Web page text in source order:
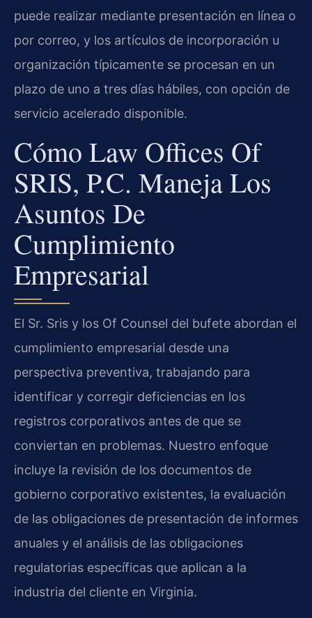
puede realizar mediante presentación en línea o
por correo, y los artículos de incorporación u
organización típicamente se procesan en un
plazo de uno a tres días hábiles, con opción de
servicio acelerado disponible.
Cómo Law Offices Of
SRIS, P.C. Maneja Los
Asuntos De
Cumplimiento
Empresarial
El Sr. Sris y los Of Counsel del bufete abordan el
cumplimiento empresarial desde una
perspectiva preventiva, trabajando para
identificar y corregir deficiencias en los
registros corporativos antes de que se
conviertan en problemas. Nuestro enfoque
incluye la revisión de los documentos de
gobierno corporativo existentes, la evaluación
de las obligaciones de presentación de informes
anuales y el análisis de las obligaciones
regulatorias específicas que aplican a la
industria del cliente en Virginia.